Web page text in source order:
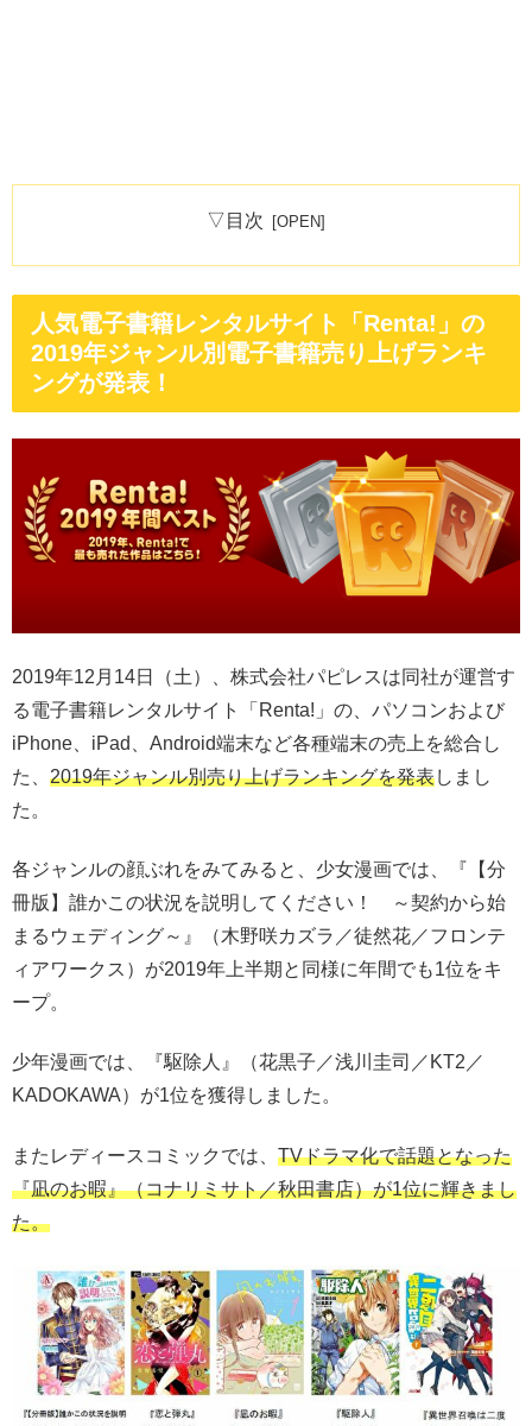
▽目次
人気電子書籍レンタルサイト「Renta!」の
2019年ジャンル別電子書籍売り上げランキ
ングが発表！
2019年12月14日（土）、株式会社パピレスは同社が運営す
る電子書籍レンタルサイト「Renta!」の、パソコンおよび
iPhone、iPad、Android端末など各種端末の売上を総合し
た、 2019年ジャンル別売り上げランキングを発表しまし
た。
各ジャンルの顔ぶれをみてみると、少女漫画では、『【分
冊版】誰かこの状況を説明してください！ ～契約から始
まるウェディング～』（木野咲カズラ／徒然花／フロンテ
ィアワークス）が2019年上半期と同様に年間でも1位をキ
ープ。
少年漫画では、『駆除人』（花黒子／浅川圭司／KT2／
KADOKAWA）が1位を獲得しました。
またレディースコミックでは、 TVドラマ化で話題となった
『凪のお暇』（コナリミサト／秋田書店）が1位に輝きまし
た。